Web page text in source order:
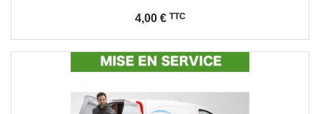
4,00 € TTC